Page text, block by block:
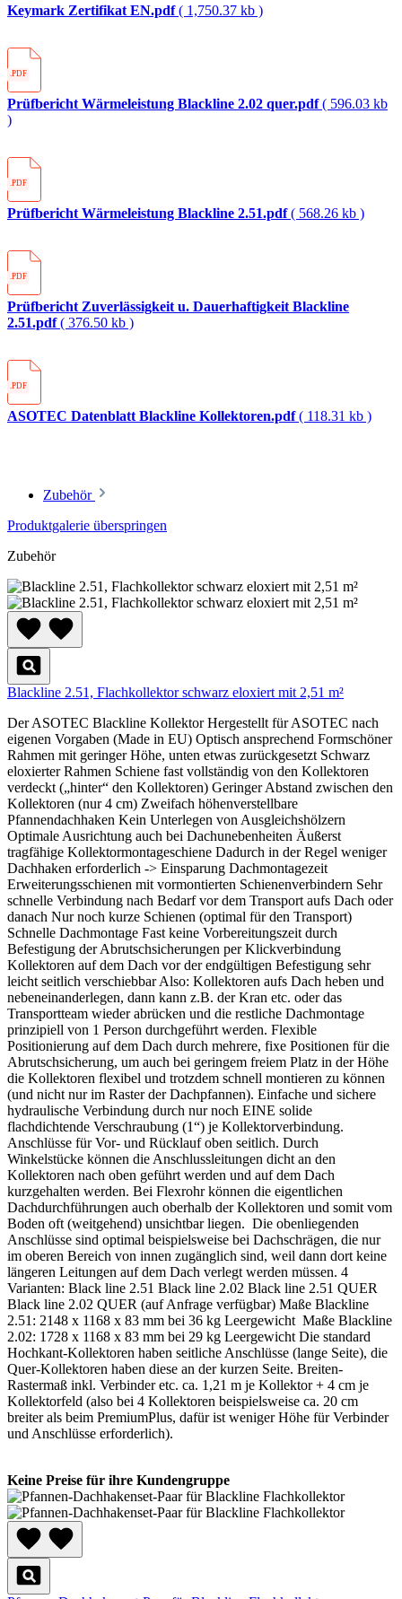
Keymark Zertifikat EN.pdf( 1,750.37 kb )
.PDF
Prüfbericht Wärmeleistung Blackline 2.02 quer.pdf( 596.03 kb
)
.PDF
Prüfbericht Wärmeleistung Blackline 2.51.pdf( 568.26 kb )
.PDF
Prüfbericht Zuverlässigkeit u. Dauerhaftigkeit Blackline
2.51.pdf( 376.50 kb )
.PDF
ASOTEC Datenblatt Blackline Kollektoren.pdf( 118.31 kb )
Zubehör
Produktgalerie überspringen
Zubehör
Blackline 2.51, Flachkollektor schwarz eloxiert mit 2,51 m²
Der ASOTEC Blackline Kollektor Hergestellt für ASOTEC nach
eigenen Vorgaben (Made in EU) Optisch ansprechend Formschöner
Rahmen mit geringer Höhe, unten etwas zurückgesetzt Schwarz
eloxierter Rahmen Schiene fast vollständig von den Kollektoren
verdeckt („hinter“ den Kollektoren) Geringer Abstand zwischen den
Kollektoren (nur 4 cm) Zweifach höhenverstellbare
Pfannendachhaken Kein Unterlegen von Ausgleichshölzern
Optimale Ausrichtung auch bei Dachunebenheiten Äußerst
tragfähige Kollektormontageschiene Dadurch in der Regel weniger
Dachhaken erforderlich -> Einsparung Dachmontagezeit
Erweiterungsschienen mit vormontierten Schienenverbindern Sehr
schnelle Verbindung nach Bedarf vor dem Transport aufs Dach oder
danach Nur noch kurze Schienen (optimal für den Transport)
Schnelle Dachmontage Fast keine Vorbereitungszeit durch
Befestigung der Abrutschsicherungen per Klickverbindung
Kollektoren auf dem Dach vor der endgültigen Befestigung sehr
leicht seitlich verschiebbar Also: Kollektoren aufs Dach heben und
nebeneinanderlegen, dann kann z.B. der Kran etc. oder das
Transportteam wieder abrücken und die restliche Dachmontage
prinzipiell von 1 Person durchgeführt werden. Flexible
Positionierung auf dem Dach durch mehrere, fixe Positionen für die
Abrutschsicherung, um auch bei geringem freiem Platz in der Höhe
die Kollektoren flexibel und trotzdem schnell montieren zu können
(und nicht nur im Raster der Dachpfannen). Einfache und sichere
hydraulische Verbindung durch nur noch EINE solide
flachdichtende Verschraubung (1“) je Kollektorverbindung.
Anschlüsse für Vor- und Rücklauf oben seitlich. Durch
Winkelstücke können die Anschlussleitungen dicht an den
Kollektoren nach oben geführt werden und auf dem Dach
kurzgehalten werden. Bei Flexrohr können die eigentlichen
Dachdurchführungen auch oberhalb der Kollektoren und somit vom
Boden oft (weitgehend) unsichtbar liegen. Die obenliegenden
Anschlüsse sind optimal beispielsweise bei Dachschrägen, die nur
im oberen Bereich von innen zugänglich sind, weil dann dort keine
längeren Leitungen auf dem Dach verlegt werden müssen. 4
Varianten: Black line 2.51 Black line 2.02 Black line 2.51 QUER
Black line 2.02 QUER (auf Anfrage verfügbar) Maße Blackline
2.51: 2148 x 1168 x 83 mm bei 36 kg Leergewicht Maße Blackline
2.02: 1728 x 1168 x 83 mm bei 29 kg Leergewicht Die standard
Hochkant-Kollektoren haben seitliche Anschlüsse (lange Seite), die
Quer-Kollektoren haben diese an der kurzen Seite. Breiten-
Rastermaß inkl. Verbinder etc. ca. 1,21 m je Kollektor + 4 cm je
Kollektorfeld (also bei 4 Kollektoren beispielsweise ca. 20 cm
breiter als beim PremiumPlus, dafür ist weniger Höhe für Verbinder
und Anschlüsse erforderlich).
Keine Preise für ihre Kundengruppe